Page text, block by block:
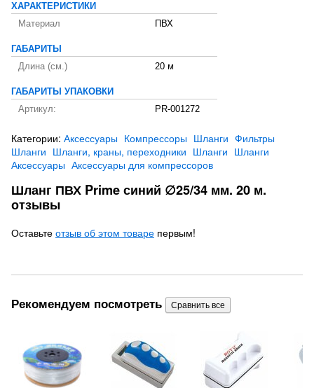
ХАРАКТЕРИСТИКИ
Материал
ПВХ
ГАБАРИТЫ
Длина (см.)
20 м
ГАБАРИТЫ УПАКОВКИ
Артикул:
PR-001272
Категории: Аксессуары Компрессоры Шланги Фильтры
Шланги Шланги, краны, переходники Шланги Шланги
Аксессуары Аксессуары для компрессоров
Шланг ПВХ Prime синий ∅25/34 мм. 20 м.
отзывы
Оставьте отзыв об этом товаре первым!
Рекомендуем посмотреть